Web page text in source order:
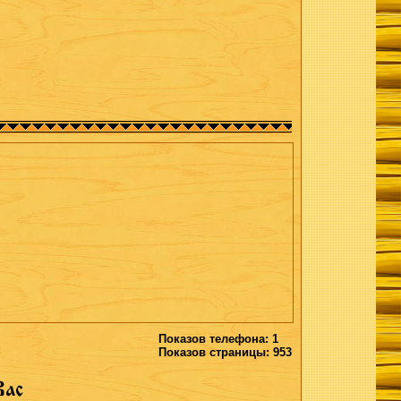
Показов телефона: 1
Показов страницы: 953